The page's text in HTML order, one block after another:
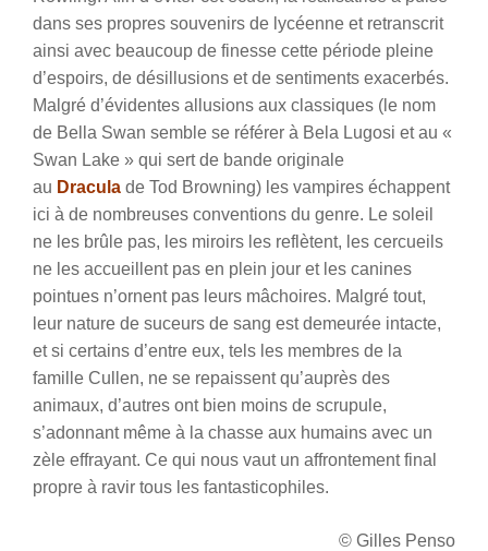
dans ses propres souvenirs de lycéenne et retranscrit
ainsi avec beaucoup de finesse cette période pleine
d’espoirs, de désillusions et de sentiments exacerbés.
Malgré d’évidentes allusions aux classiques (le nom
de Bella Swan semble se référer à Bela Lugosi et au «
Swan Lake » qui sert de bande originale
au Dracula de Tod Browning) les vampires échappent
ici à de nombreuses conventions du genre. Le soleil
ne les brûle pas, les miroirs les reflètent, les cercueils
ne les accueillent pas en plein jour et les canines
pointues n’ornent pas leurs mâchoires. Malgré tout,
leur nature de suceurs de sang est demeurée intacte,
et si certains d’entre eux, tels les membres de la
famille Cullen, ne se repaissent qu’auprès des
animaux, d’autres ont bien moins de scrupule,
s’adonnant même à la chasse aux humains avec un
zèle effrayant. Ce qui nous vaut un affrontement final
propre à ravir tous les fantasticophiles.
© Gilles Penso